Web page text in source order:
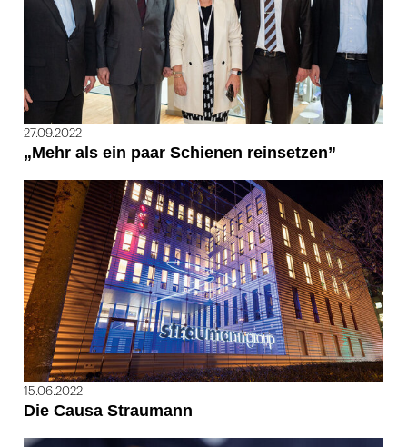
27.09.2022
„Mehr als ein paar Schienen reinsetzen”
15.06.2022
Die Causa Straumann